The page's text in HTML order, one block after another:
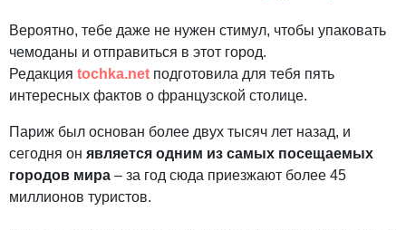
Вероятно, тебе даже не нужен стимул, чтобы упаковать
чемоданы и отправиться в этот город.
Редакция tochka.net подготовила для тебя пять
интересных фактов о французской столице.
Париж был основан более двух тысяч лет назад, и
сегодня он является одним из самых посещаемых
городов мира – за год сюда приезжают более 45
миллионов туристов.